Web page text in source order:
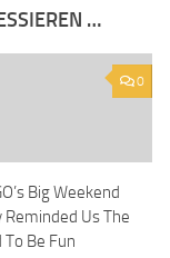
…
0
Big Weekend
Reminded Us The
To Be Fun